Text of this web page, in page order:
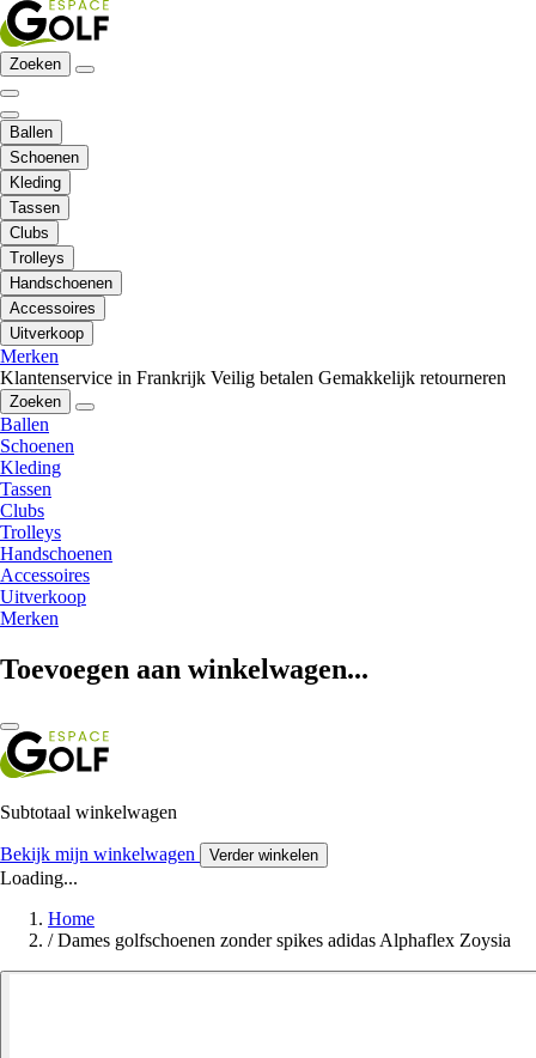
Zoeken
Ballen
Schoenen
Kleding
Tassen
Clubs
Trolleys
Handschoenen
Accessoires
Uitverkoop
Merken
Klantenservice in Frankrijk Veilig betalen Gemakkelijk retourneren
Zoeken
Ballen
Schoenen
Kleding
Tassen
Clubs
Trolleys
Handschoenen
Accessoires
Uitverkoop
Merken
Toevoegen aan winkelwagen...
Subtotaal winkelwagen
Bekijk mijn winkelwagen Verder winkelen
Loading...
Home
/ Dames golfschoenen zonder spikes adidas Alphaflex Zoysia